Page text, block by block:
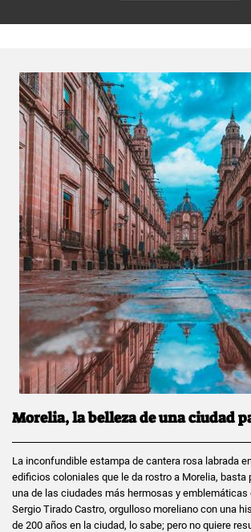
Morelia, la belleza de una ciudad
La inconfundible estampa de cantera rosa labrada
edificios coloniales que le da rostro a Morelia, basta
una de las ciudades más hermosas y emblemáticas
Sergio Tirado Castro, orgulloso moreliano con una
de 200 años en la ciudad, lo sabe; pero no quiere